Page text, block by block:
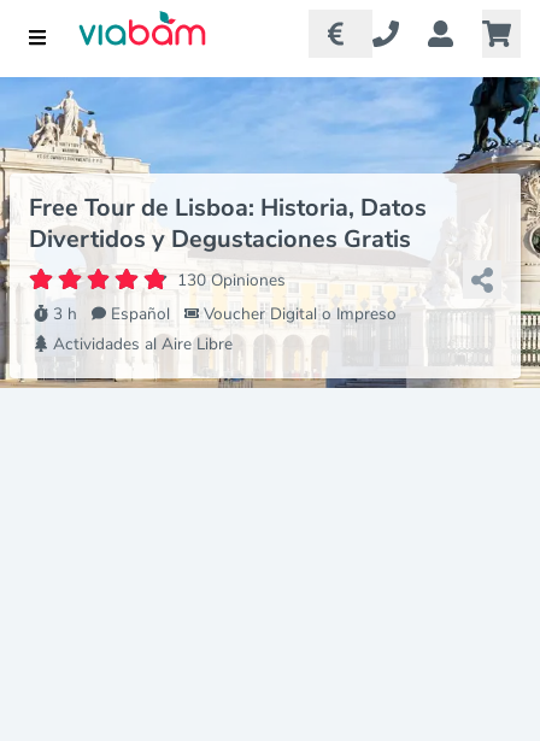
Free Tour de Lisboa: Historia, Datos
Divertidos y Degustaciones Gratis
130 Opiniones
3 h
Español
Voucher Digital o Impreso
Actividades al Aire Libre